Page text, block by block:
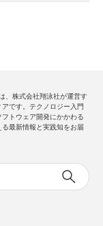
、株式会社翔泳社が運営す
です。テクノロジー入門
トウェア開発にかかわる
最新情報と実践知をお届